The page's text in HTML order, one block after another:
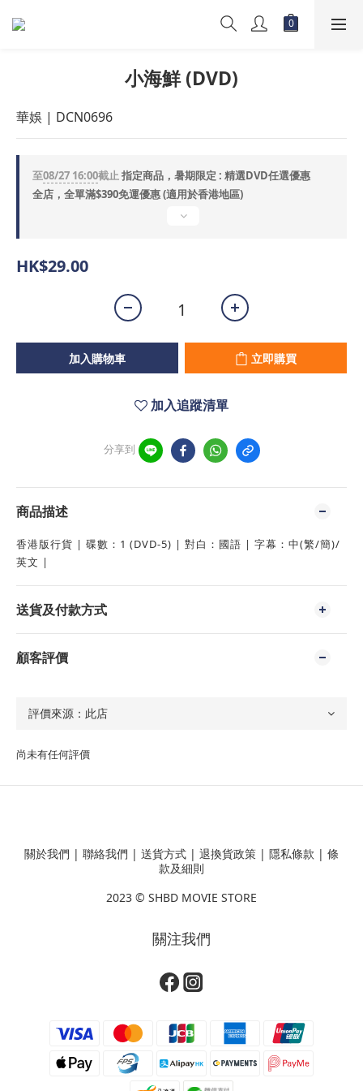
小海鮮 (DVD)
華娛 | DCN0696
至08/27 16:00截止指定商品，暑期限定 : 精選DVD任選優惠
全店，全單滿$390免運優惠 (適用於香港地區)
HK$29.00
加入購物車 立即購買
加入追蹤清單
分享到
商品描述
香港版行貨 | 碟數：1 (DVD-5) | 對白：國語 | 字幕：中(繁/簡)/
英文 |
送貨及付款方式
顧客評價
尚未有任何評價
關於我們 | 聯絡我們 | 送貨方式 | 退換貨政策 | 隱私條款 | 條
款及細則
2023 © SHBD MOVIE STORE
關注我們